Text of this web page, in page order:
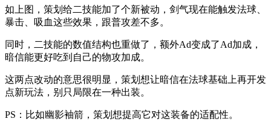
如上图，策划给二技能加了个新被动，剑气现在能触发法球、
暴击、吸血这些效果，跟普攻差不多。
同时，二技能的数值结构也重做了，额外Ad变成了Ad加成，
暗信能更好吃到自己的物攻加成。
这两点改动的意思很明显，策划想让暗信在法球基础上再开发
点新玩法，别只局限在一种出装。
PS：比如幽影袖箭，策划想提高它对这装备的适配性。